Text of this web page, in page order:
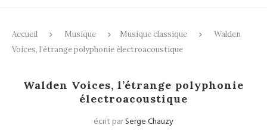
Accueil Musique Musique classique
Walden
Voices, l’étrange polyphonie électroacoustique
Musique classique
Walden Voices, l’étrange polyphonie
électroacoustique
écrit parSerge Chauzy